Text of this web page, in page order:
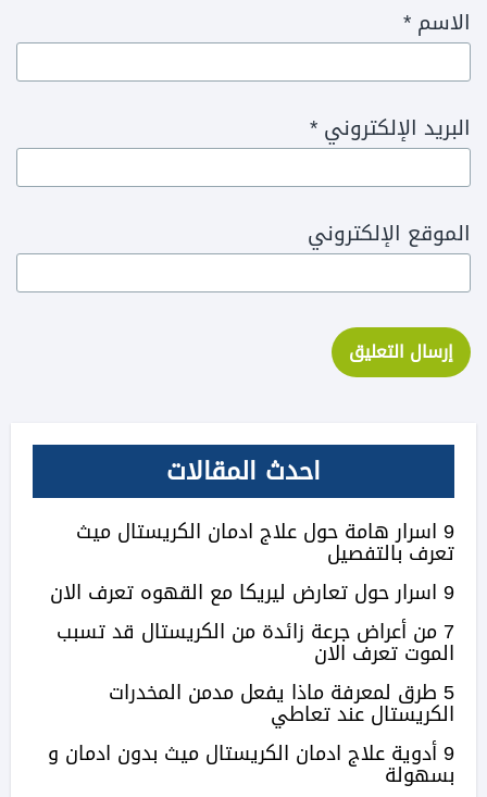
الاسم*
البريد الإلكتروني*
الموقع الإلكتروني
احدث المقالات
9 اسرار هامة حول علاج ادمان الكريستال ميث
تعرف بالتفصيل
9 اسرار حول تعارض ليريكا مع القهوه تعرف الان
7 من أعراض جرعة زائدة من الكريستال قد تسبب
الموت تعرف الان
5 طرق لمعرفة ماذا يفعل مدمن المخدرات
الكريستال عند تعاطي
9 أدوية علاج ادمان الكريستال ميث بدون ادمان و
بسهولة